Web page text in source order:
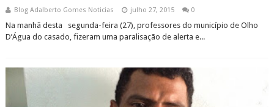
Blog Adalberto Gomes Noticias julho 27, 2015 0
Na manhã desta segunda-feira (27), professores do município de Olho
D’Água do casado, fizeram uma paralisação de alerta e...